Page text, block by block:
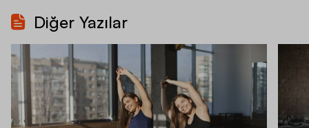
Diğer Yazılar